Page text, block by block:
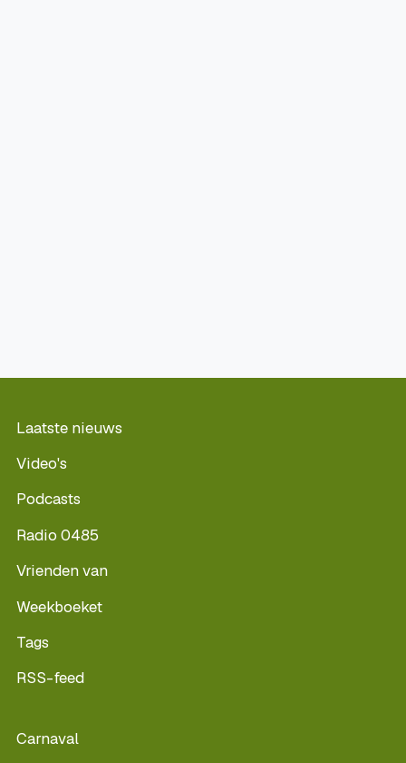
Laatste nieuws
Video's
Podcasts
Radio 0485
Vrienden van
Weekboeket
Tags
RSS-feed
Carnaval